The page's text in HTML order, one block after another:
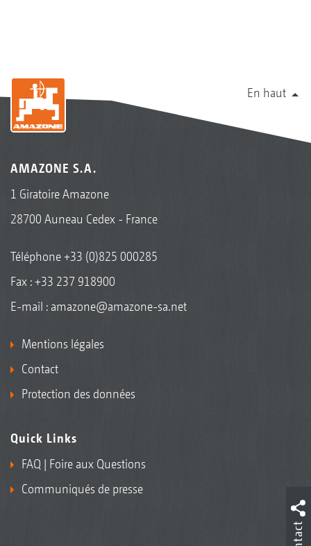
En haut
AMAZONE S.A.
1 Giratoire Amazone
28700 Auneau Cedex - France
Téléphone+33 (0)825 000285
Fax : +33 237 918900
E-mail : amazone@amazone-sa.net
Mentions légales
Contact
Protection des données
Quick Links
FAQ | Foire aux Questions
Communiqués de presse